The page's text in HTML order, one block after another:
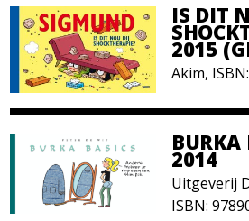
IS DIT
2015
Akim,
BURKA
2014
Uitgeverij
ISBN: